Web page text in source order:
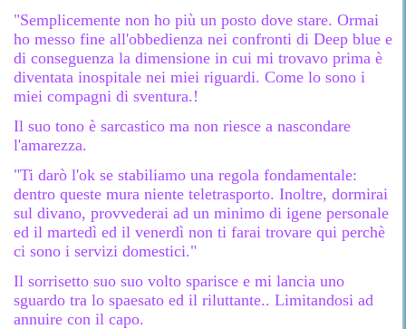
"Semplicemente non ho più un posto dove stare. Ormai
ho messo fine all'obbedienza nei confronti di Deep blue e
di conseguenza la dimensione in cui mi trovavo prima è
diventata inospitale nei miei riguardi. Come lo sono i
miei compagni di sventura.!
Il suo tono è sarcastico ma non riesce a nascondare
l'amarezza.
"Ti darò l'ok se stabiliamo una regola fondamentale:
dentro queste mura niente teletrasporto. Inoltre, dormirai
sul divano, provvederai ad un minimo di igene personale
ed il martedì ed il venerdì non ti farai trovare qui perchè
ci sono i servizi domestici."
Il sorrisetto suo suo volto sparisce e mi lancia uno
sguardo tra lo spaesato ed il riluttante.. Limitandosi ad
annuire con il capo.